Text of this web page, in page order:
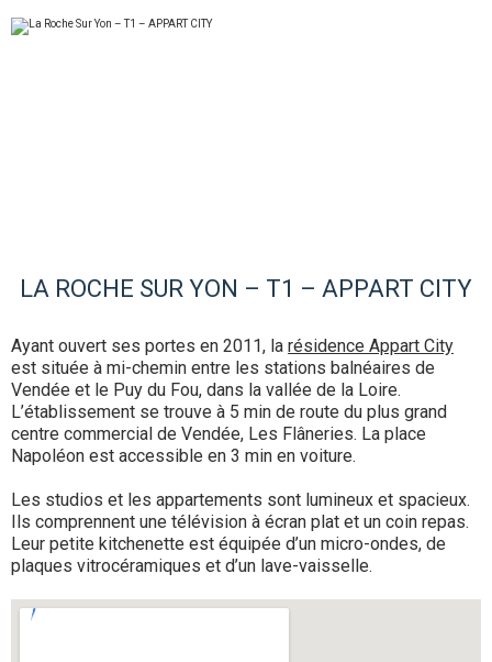
LA ROCHE SUR YON – T1 – APPART CITY
Ayant ouvert ses portes en 2011, la résidence Appart City
est située à mi-chemin entre les stations balnéaires de
Vendée et le Puy du Fou, dans la vallée de la Loire.
L’établissement se trouve à 5 min de route du plus grand
centre commercial de Vendée, Les Flâneries. La place
Napoléon est accessible en 3 min en voiture.
Les studios et les appartements sont lumineux et spacieux.
Ils comprennent une télévision à écran plat et un coin repas.
Leur petite kitchenette est équipée d’un micro-ondes, de
plaques vitrocéramiques et d’un lave-vaisselle.